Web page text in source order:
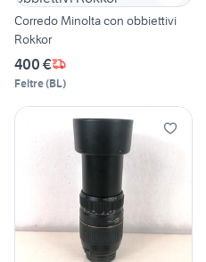
Corredo Minolta con obbiettivi
Rokkor
400 €
Feltre(BL)